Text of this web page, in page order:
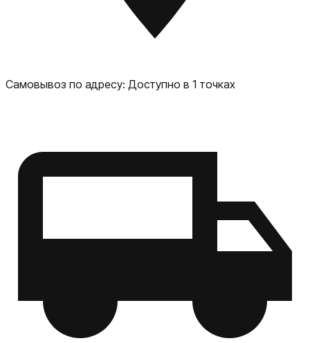
Самовывоз по адресу: Доступно в 1 точках